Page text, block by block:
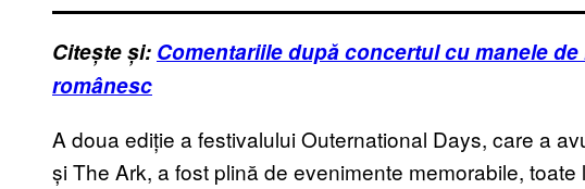
Citește și: Comentariile după concertul cu manele
românesc
A doua ediție a festivalului Outernational Days, care a
și The Ark, a fost plină de evenimente memorabile,